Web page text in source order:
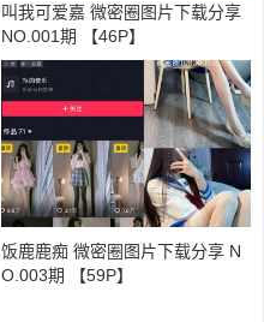
叫我可爱嘉 微密圈图片下载分享
NO.001期 【46P】
饭鹿鹿痴 微密圈图片下载分享 N
O.003期 【59P】